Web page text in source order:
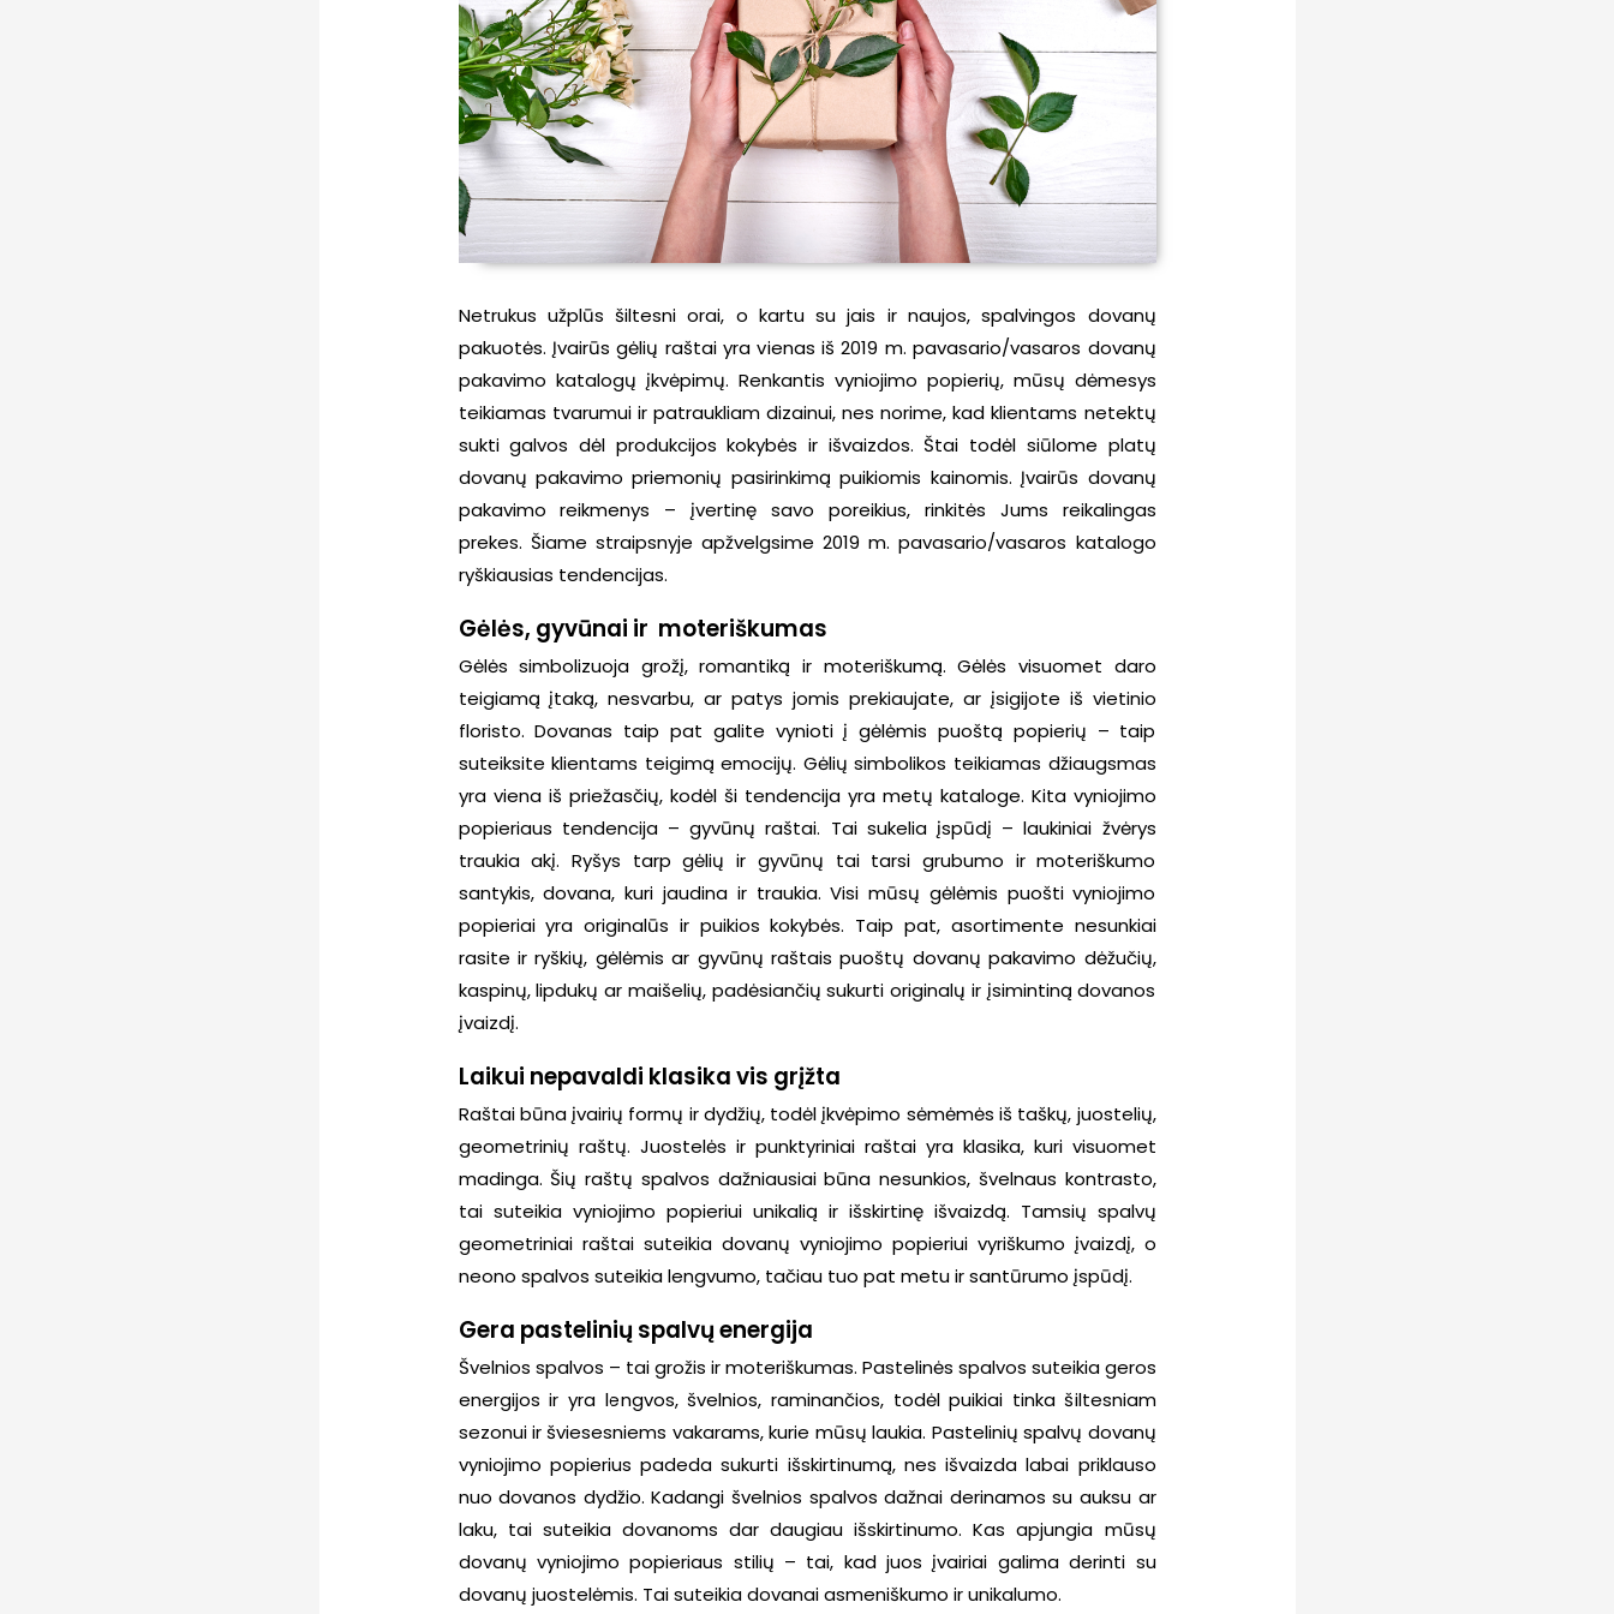
Netrukus užplūs šiltesni orai, o kartu su jais ir naujos, spalvingos dovanų
pakuotės. Įvairūs gėlių raštai yra vienas iš 2019 m. pavasario/vasaros dovanų
pakavimo katalogų įkvėpimų. Renkantis vyniojimo popierių, mūsų dėmesys
teikiamas tvarumui ir patraukliam dizainui, nes norime, kad klientams netektų
sukti galvos dėl produkcijos kokybės ir išvaizdos. Štai todėl siūlome platų
dovanų pakavimo priemonių pasirinkimą puikiomis kainomis. Įvairūs dovanų
pakavimo reikmenys – įvertinę savo poreikius, rinkitės Jums reikalingas
prekes. Šiame straipsnyje apžvelgsime 2019 m. pavasario/vasaros katalogo
ryškiausias tendencijas.
Gėlės, gyvūnai ir moteriškumas
Gėlės simbolizuoja grožį, romantiką ir moteriškumą. Gėlės visuomet daro
teigiamą įtaką, nesvarbu, ar patys jomis prekiaujate, ar įsigijote iš vietinio
floristo. Dovanas taip pat galite vynioti į gėlėmis puoštą popierių – taip
suteiksite klientams teigimą emocijų. Gėlių simbolikos teikiamas džiaugsmas
yra viena iš priežasčių, kodėl ši tendencija yra metų kataloge. Kita vyniojimo
popieriaus tendencija – gyvūnų raštai. Tai sukelia įspūdį – laukiniai žvėrys
traukia akį. Ryšys tarp gėlių ir gyvūnų tai tarsi grubumo ir moteriškumo
santykis, dovana, kuri jaudina ir traukia. Visi mūsų gėlėmis puošti vyniojimo
popieriai yra originalūs ir puikios kokybės. Taip pat, asortimente nesunkiai
rasite ir ryškių, gėlėmis ar gyvūnų raštais puoštų dovanų pakavimo dėžučių,
kaspinų, lipdukų ar maišelių, padėsiančių sukurti originalų ir įsimintiną dovanos
įvaizdį.
Laikui nepavaldi klasika vis grįžta
Raštai būna įvairių formų ir dydžių, todėl įkvėpimo sėmėmės iš taškų, juostelių,
geometrinių raštų. Juostelės ir punktyriniai raštai yra klasika, kuri visuomet
madinga. Šių raštų spalvos dažniausiai būna nesunkios, švelnaus kontrasto,
tai suteikia vyniojimo popieriui unikalią ir išskirtinę išvaizdą. Tamsių spalvų
geometriniai raštai suteikia dovanų vyniojimo popieriui vyriškumo įvaizdį, o
neono spalvos suteikia lengvumo, tačiau tuo pat metu ir santūrumo įspūdį.
Gera pastelinių spalvų energija
Švelnios spalvos – tai grožis ir moteriškumas. Pastelinės spalvos suteikia geros
energijos ir yra lengvos, švelnios, raminančios, todėl puikiai tinka šiltesniam
sezonui ir šviesesniems vakarams, kurie mūsų laukia. Pastelinių spalvų dovanų
vyniojimo popierius padeda sukurti išskirtinumą, nes išvaizda labai priklauso
nuo dovanos dydžio. Kadangi švelnios spalvos dažnai derinamos su auksu ar
laku, tai suteikia dovanoms dar daugiau išskirtinumo. Kas apjungia mūsų
dovanų vyniojimo popieriaus stilių – tai, kad juos įvairiai galima derinti su
dovanų juostelėmis. Tai suteikia dovanai asmeniškumo ir unikalumo.